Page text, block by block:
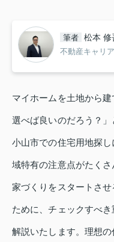
筆者 松本 修
不動産キャリ
マイホームを土地から
選べば良いのだろう？
小山市での住宅用地探
域特有の注意点がたく
家づくりをスタートさ
ために、チェックすべ
解説いたします。理想